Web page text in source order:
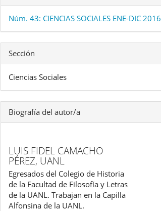
Núm. 43: CIENCIAS SOCIALES ENE-DIC 2016
Sección
Ciencias Sociales
Biografía del autor/a
LUIS FIDEL CAMACHO
PÉREZ, UANL
Egresados del Colegio de Historia
de la Facultad de Filosofía y Letras
de la UANL. Trabajan en la Capilla
Alfonsina de la UANL.